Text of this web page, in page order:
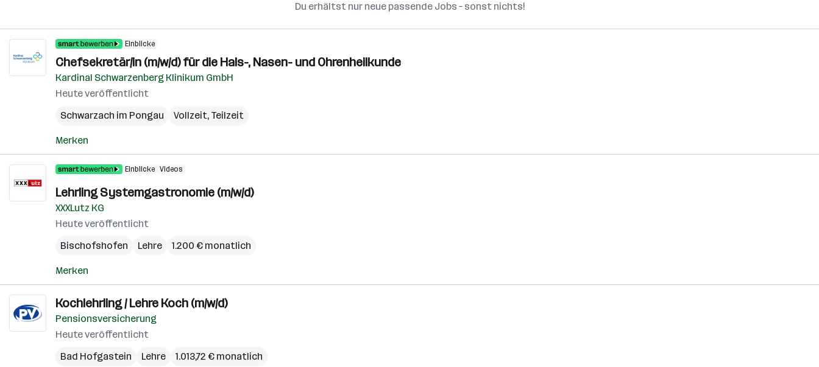
Du erhältst nur neue passende Jobs – sonst nichts!
Einblicke
Chefsekretär/in (m/w/d) für die Hals-, Nasen- und Ohrenheilkunde
Kardinal Schwarzenberg Klinikum GmbH
Heute veröffentlicht
Schwarzach im Pongau
Vollzeit, Teilzeit
Merken
Einblicke Videos
Lehrling Systemgastronomie (m/w/d)
XXXLutz KG
Heute veröffentlicht
Bischofshofen
Lehre 1.200 € monatlich
Merken
Kochlehrling / Lehre Koch (m/w/d)
Pensionsversicherung
Heute veröffentlicht
Bad Hofgastein
Lehre 1.013,72 € monatlich